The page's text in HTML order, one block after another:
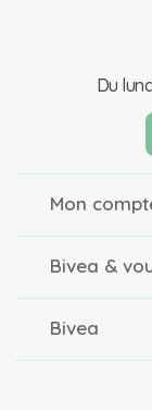
Du
Mon
Bivea &
Bivea